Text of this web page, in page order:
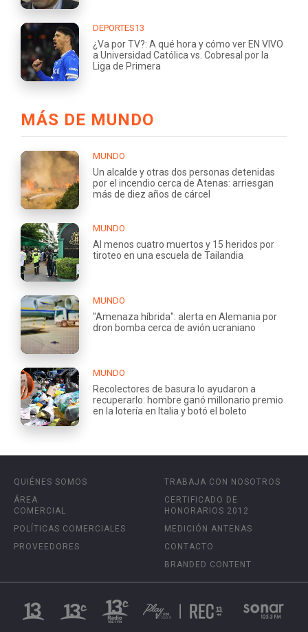
DEPORTES13
¿Va por TV?: A qué hora y cómo ver EN VIVO
a Universidad Católica vs. Cobresal por la
Liga de Primera
MÁS DE MUNDO
MUNDO
Un alcalde y otras dos personas detenidas
por el incendio cerca de Atenas: arriesgan
más de diez años de cárcel
MUNDO
Al menos cuatro muertos y 15 heridos por
tiroteo en una escuela de Tailandia
MUNDO
"Amenaza híbrida": alerta en Alemania por
dron bomba cerca de avión ucraniano
MUNDO
Recolectores de basura lo ayudaron a
recuperarlo: hombre ganó millonario premio
en la lotería en Italia y botó el boleto
QUIÉNES SOMOS
ÁREA
COMERCIAL
POLÍTICAS COMERCIALES
PROVEEDORES
TRABAJA CON NOSOTROS
CERTIFICADO DE
HONORARIOS 2012
MEDICIÓN ANTENAS
CONTACTO
BRANDED CONTENT